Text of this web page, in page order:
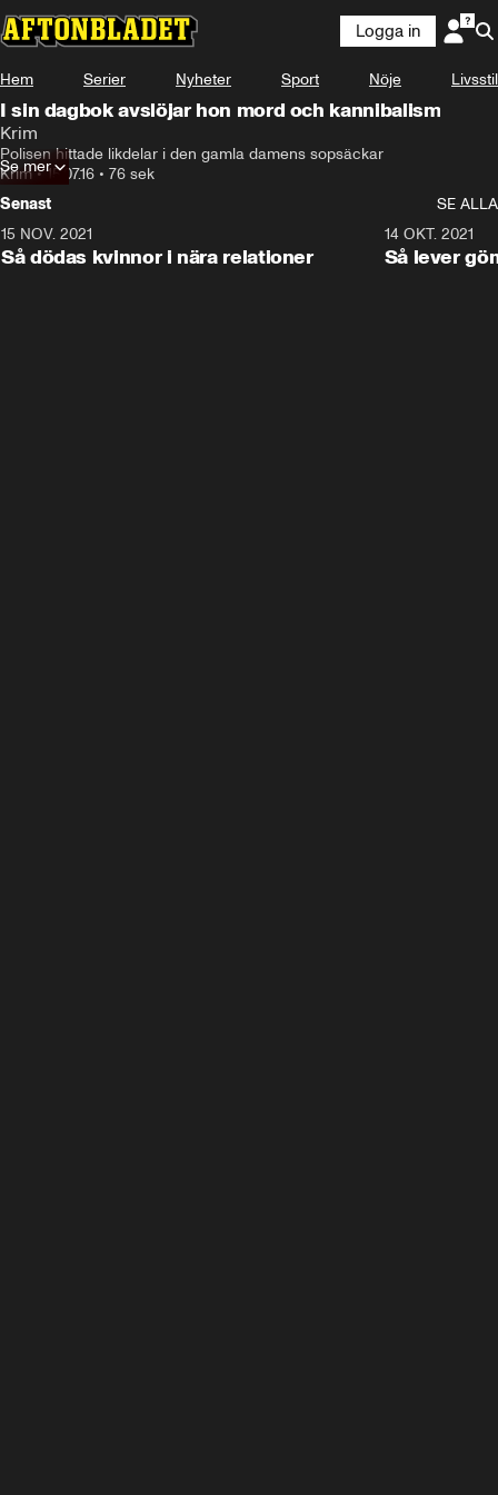
Logga in
Hem Serier Nyheter Sport Nöje Livsstil
I sin dagbok avslöjar hon mord och kannibalism
Krim
Polisen hittade likdelar i den gamla damens sopsäckar
Krim•15.07.16 • 76 sek
Se mer
Senast
SE ALLA
15 NOV. 2021
Så dödas kvinnor i nära relationer
14 OKT. 2021
Så lever